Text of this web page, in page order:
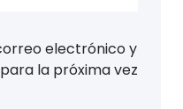
electrónico y
la próxima vez